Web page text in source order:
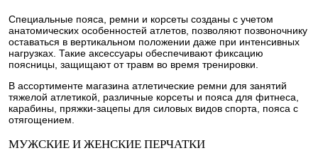
Специальные пояса, ремни и корсеты созданы с учетом
анатомических особенностей атлетов, позволяют позвоночнику
оставаться в вертикальном положении даже при интенсивных
нагрузках. Такие аксессуары обеспечивают фиксацию
поясницы, защищают от травм во время тренировки.
В ассортименте магазина атлетические ремни для занятий
тяжелой атлетикой, различные корсеты и пояса для фитнеса,
карабины, пряжки-зацепы для силовых видов спорта, пояса с
отягощением.
МУЖСКИЕ И ЖЕНСКИЕ ПЕРЧАТКИ